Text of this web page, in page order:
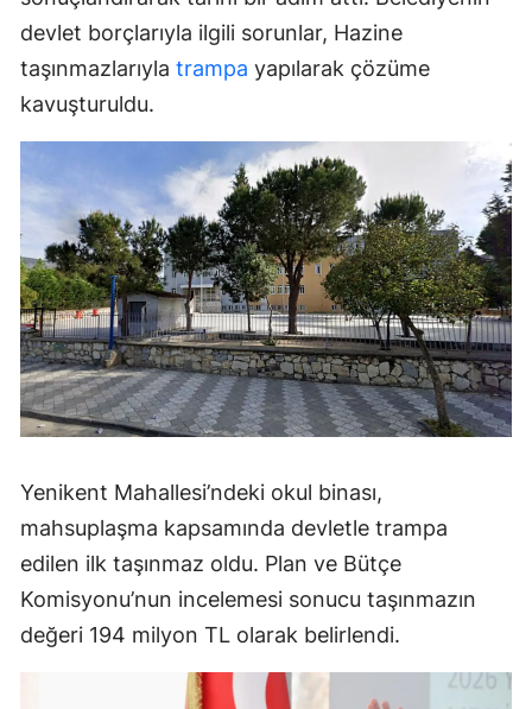
devlet borçlarıyla ilgili sorunlar, Hazine
taşınmazlarıyla trampa yapılarak çözüme
kavuşturuldu.
Yenikent Mahallesi’ndeki okul binası,
mahsuplaşma kapsamında devletle trampa
edilen ilk taşınmaz oldu. Plan ve Bütçe
Komisyonu’nun incelemesi sonucu taşınmazın
değeri 194 milyon TL olarak belirlendi.